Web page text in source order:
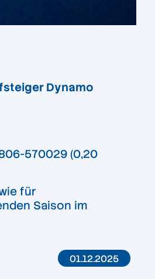
Dynamo
570029 (0,20
für
Saison im
01.12.2025